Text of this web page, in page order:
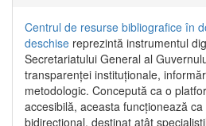
Centrul de resurse bibliografice în
deschise reprezintă instrumentul
Secretariatului General al
transparenței instituționale,
metodologic. Concepută ca o
accesibilă, aceasta funcționează
bidirecțional, destinat atât